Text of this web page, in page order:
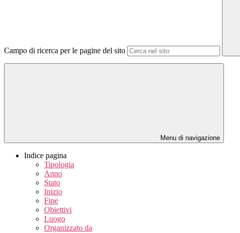
Campo di ricerca per le pagine del sito
Menu di navigazione
Indice pagina
Tipologia
Anno
Stato
Inizio
Fine
Obiettivi
Luogo
Organizzato da